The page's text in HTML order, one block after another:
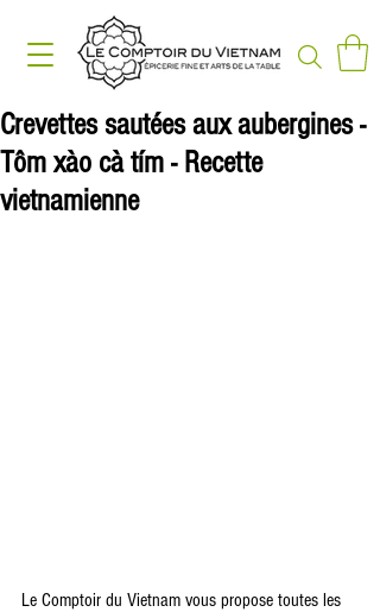
Crevettes sautées aux aubergines -
Tôm xào cà tím - Recette
vietnamienne
Le Comptoir du Vietnam vous propose toutes les